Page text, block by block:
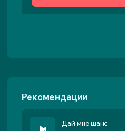
Рекомендации
Дай мне шанс